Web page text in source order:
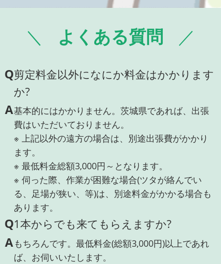
よくある質問
Q剪定料金以外になにか料金はかかります
か?
A基本的にはかかりません。茨城県であれば、出張
費はいただいておりません。
※ 上記以外の遠方の場合は、別途出張費がかかり
ます。
※ 最低料金総額3,000円～となります。
※ 伺った際、作業が困難な場合(ツタが絡んでい
る、足場が狭い、等)は、別途料金がかかる場合も
あります。
Q1本からでも来てもらえますか?
Aもちろんです。最低料金(総額3,000円)以上であれ
ば、お伺いいたします。